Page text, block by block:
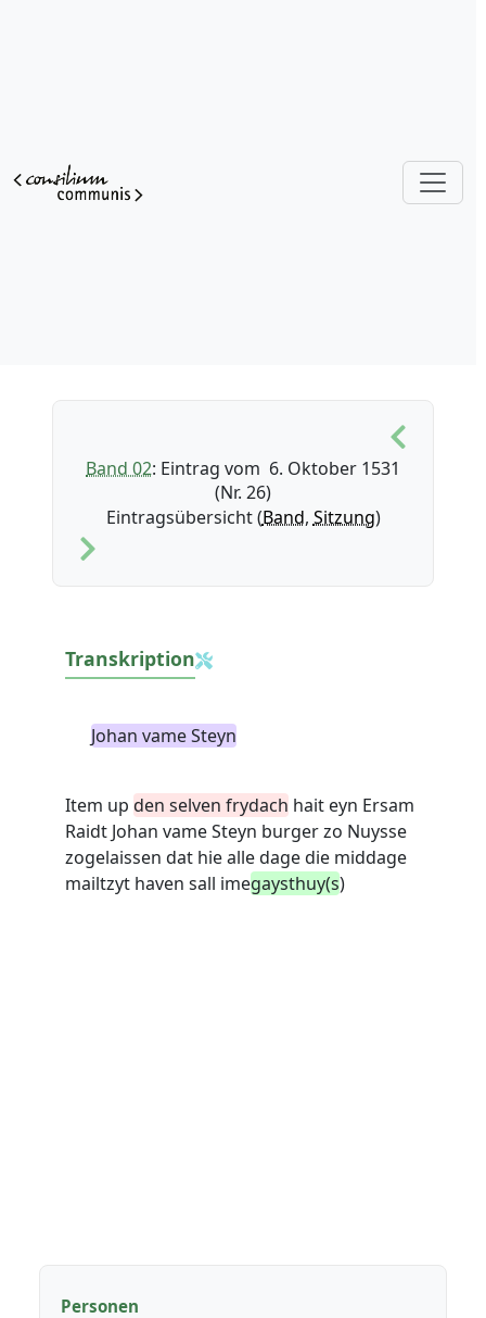
Band 02: Eintrag vom 6. Oktober 1531
(Nr. 26)
Eintragsübersicht (Band, Sitzung)
Transkription
Johan vame Steyn
Item upden selven frydach hait eyn Ersam
Raidt Johan vame Steyn burger zo Nuysse
zogelaissen dat hie alle dage die middage
mailtzyt haven sall imegaysthuy(s)
Personen